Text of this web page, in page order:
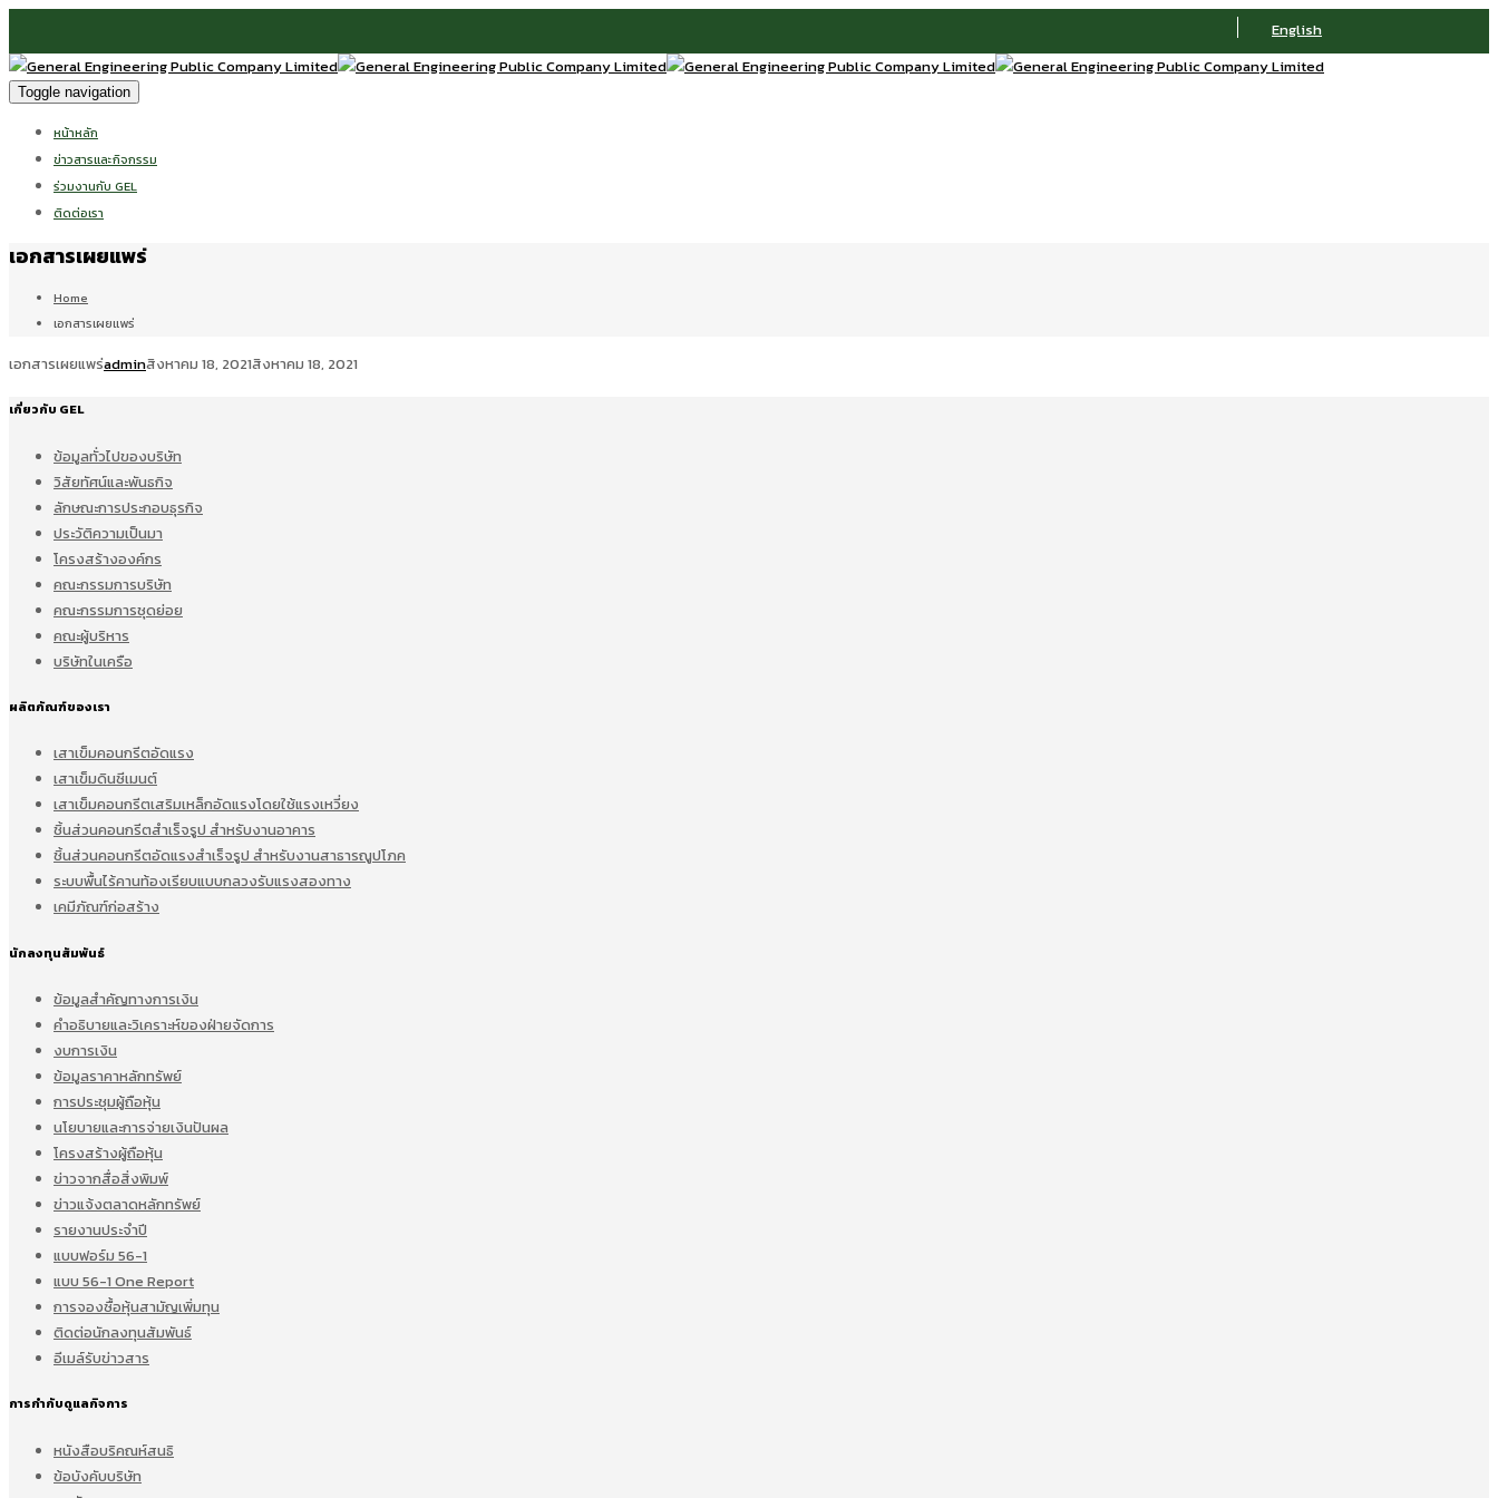
English
Toggle navigation
หน้าหลัก
ข่าวสารและกิจกรรม
ร่วมงานกับ GEL
ติดต่อเรา
เอกสารเผยแพร่
Home
เอกสารเผยแพร่
เอกสารเผยแพร่adminสิงหาคม 18, 2021สิงหาคม 18, 2021
เกี่ยวกับ GEL
ข้อมูลทั่วไปของบริษัท
วิสัยทัศน์และพันธกิจ
ลักษณะการประกอบธุรกิจ
ประวัติความเป็นมา
โครงสร้างองค์กร
คณะกรรมการบริษัท
คณะกรรมการชุดย่อย
คณะผู้บริหาร
บริษัทในเครือ
ผลิตภัณฑ์ของเรา
เสาเข็มคอนกรีตอัดแรง
เสาเข็มดินซีเมนต์
เสาเข็มคอนกรีตเสริมเหล็กอัดแรงโดยใช้แรงเหวี่ยง
ชิ้นส่วนคอนกรีตสำเร็จรูป สำหรับงานอาคาร
ชิ้นส่วนคอนกรีตอัดแรงสำเร็จรูป สำหรับงานสาธารณูปโภค
ระบบพื้นไร้คานท้องเรียบแบบกลวงรับแรงสองทาง
เคมีภัณฑ์ก่อสร้าง
นักลงทุนสัมพันธ์
ข้อมูลสำคัญทางการเงิน
คำอธิบายและวิเคราะห์ของฝ่ายจัดการ
งบการเงิน
ข้อมูลราคาหลักทรัพย์
การประชุมผู้ถือหุ้น
นโยบายและการจ่ายเงินปันผล
โครงสร้างผู้ถือหุ้น
ข่าวจากสื่อสิ่งพิมพ์
ข่าวแจ้งตลาดหลักทรัพย์
รายงานประจำปี
แบบฟอร์ม 56-1
แบบ 56-1 One Report
การจองซื้อหุ้นสามัญเพิ่มทุน
ติดต่อนักลงทุนสัมพันธ์
อีเมล์รับข่าวสาร
การกำกับดูแลกิจการ
หนังสือบริคณห์สนธิ
ข้อบังคับบริษัท